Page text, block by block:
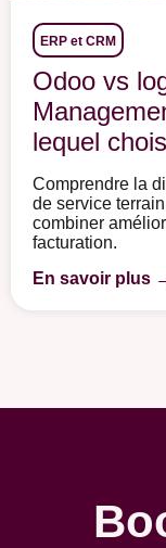
ERP et CRM
Odoo vs
lequel
Comprendre la
de service
combiner
facturation.
En savoir plus